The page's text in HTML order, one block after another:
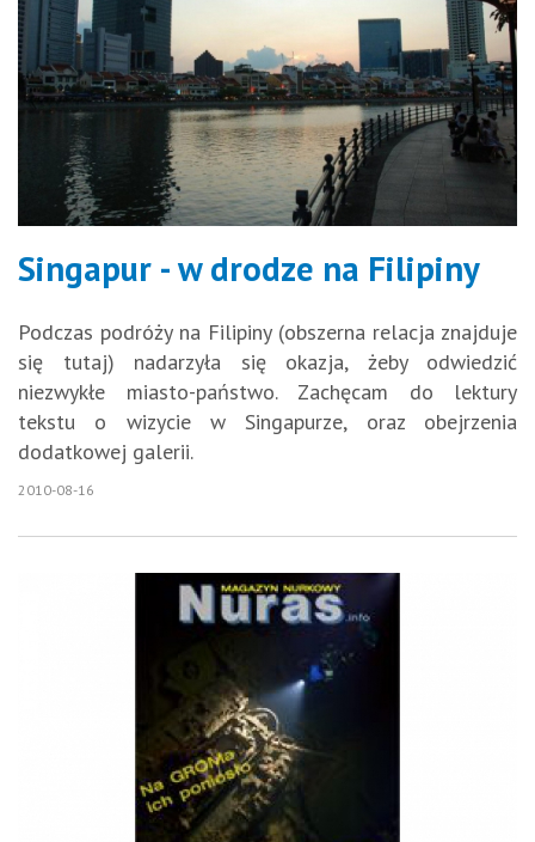
Singapur - w drodze na Filipiny
Podczas podróży na Filipiny (obszerna relacja znajduje
się tutaj) nadarzyła się okazja, żeby odwiedzić
niezwykłe miasto-państwo. Zachęcam do lektury
tekstu o wizycie w Singapurze, oraz obejrzenia
dodatkowej galerii.
2010-08-16